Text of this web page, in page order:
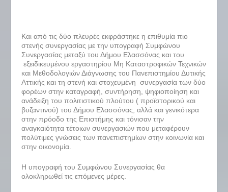
Και από τις δύο πλευρές εκφράστηκε η επιθυμία πιο
στενής συνεργασίας με την υπογραφή Συμφώνου
Συνεργασίας μεταξύ του Δήμου Ελασσόνας και του
εξειδικευμένου εργαστηρίου Μη Καταστροφικών Τεχνικών
και Μεθοδολογιών Διάγνωσης του Πανεπιστημίου Δυτικής
Αττικής και τη στενή και στοχευμένη συνεργασία των δύο
φορέων στην καταγραφή, συντήρηση, ψηφιοποίηση και
ανάδειξη του πολιτιστικού πλούτου ( προϊστορικού και
βυζαντινού) του Δήμου Ελασσόνας, αλλά και γενικότερα
στην πρόοδο της Επιστήμης και τόνισαν την
αναγκαιότητα τέτοιων συνεργασιών που μεταφέρουν
πολύτιμες γνώσεις των πανεπιστημίων στην κοινωνία και
στην οικονομία.
Η υπογραφή του Συμφώνου Συνεργασίας θα
ολοκληρωθεί τις επόμενες μέρες.